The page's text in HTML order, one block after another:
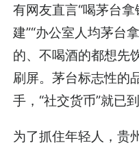
有网友直言“喝茅台
建”“办公室人均茅台
的、不喝酒的都想先
刷屏。茅台标志性的
手，“社交货币”就已到
为了抓住年轻人，贵